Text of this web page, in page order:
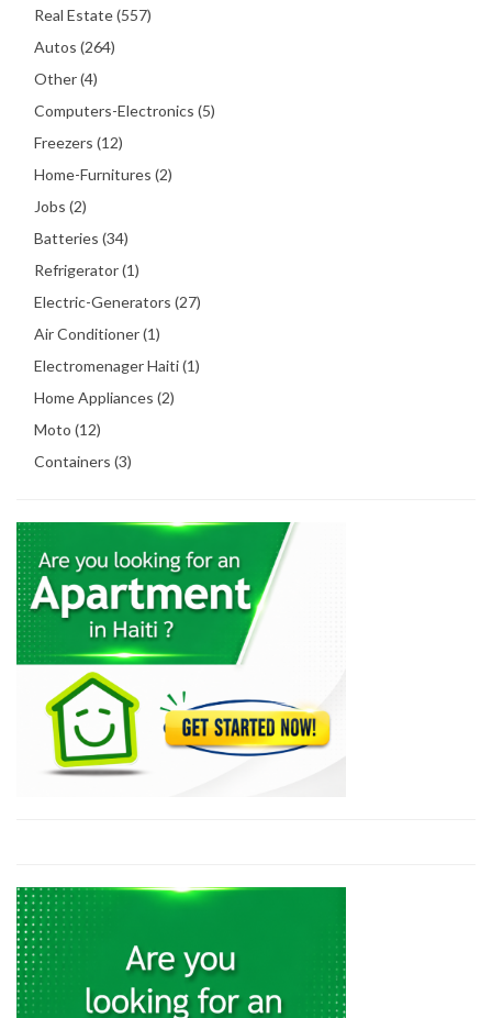
Real Estate (557)
Autos (264)
Other (4)
Computers-Electronics (5)
Freezers (12)
Home-Furnitures (2)
Jobs (2)
Batteries (34)
Refrigerator (1)
Electric-Generators (27)
Air Conditioner (1)
Electromenager Haiti (1)
Home Appliances (2)
Moto (12)
Containers (3)